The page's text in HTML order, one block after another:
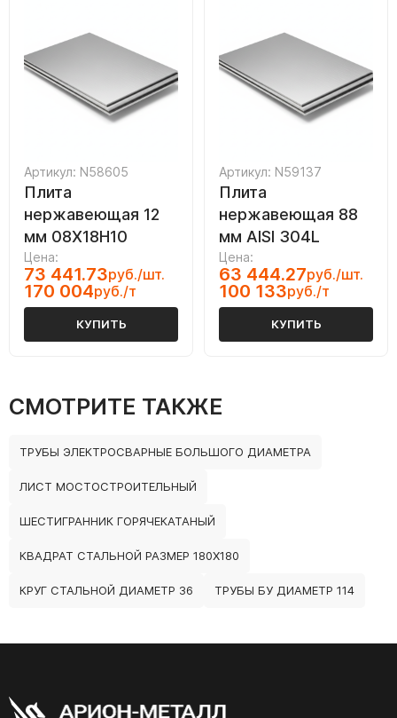
Артикул: N58605
Плита
нержавеющая 12
мм 08Х18Н10
Цена:
73 441.73руб./шт.
170 004руб./т
КУПИТЬ
Артикул: N59137
Плита
нержавеющая 88
мм AISI 304L
Цена:
63 444.27руб./шт.
100 133руб./т
КУПИТЬ
СМОТРИТЕ ТАКЖЕ
ТРУБЫ ЭЛЕКТРОСВАРНЫЕ БОЛЬШОГО ДИАМЕТРА
ЛИСТ МОСТОСТРОИТЕЛЬНЫЙ
ШЕСТИГРАННИК ГОРЯЧЕКАТАНЫЙ
КВАДРАТ СТАЛЬНОЙ РАЗМЕР 180Х180
КРУГ СТАЛЬНОЙ ДИАМЕТР 36 ТРУБЫ БУ ДИАМЕТР 114